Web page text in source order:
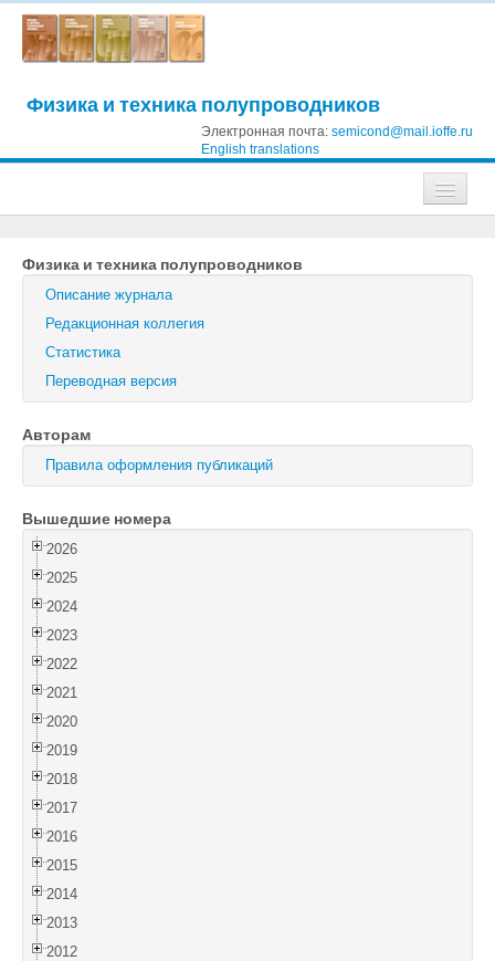
Физика и техника полупроводников
Электронная почта: semicond@mail.ioffe.ru
English translations
Журнал технической физики
Письма в Журнал технической физики
Физика твердого тела
Физика и техника полупроводников
Оптика и спектроскопия
Поиск
Войти
Физика и техника полупроводников
Описание журнала
Редакционная коллегия
Статистика
Переводная версия
Авторам
Правила оформления публикаций
Вышедшие номера
2026
2025
2024
2023
2022
2021
2020
2019
2018
2017
2016
2015
2014
2013
2012